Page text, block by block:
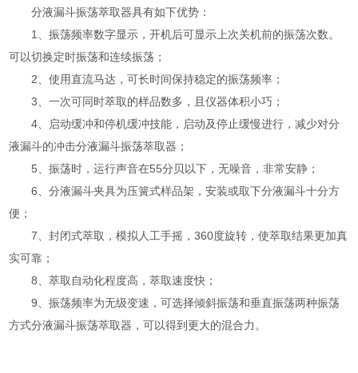
分液漏斗振荡萃取器具有如下优势：
1、振荡频率数字显示，开机后可显示上次关机前的振荡次数。
可以切换定时振荡和连续振荡；
2、使用直流马达，可长时间保持稳定的振荡频率；
3、一次可同时萃取的样品数多，且仪器体积小巧；
4、启动缓冲和停机缓冲技能，启动及停止缓慢进行，减少对分
液漏斗的冲击分液漏斗振荡萃取器；
5、振荡时，运行声音在55分贝以下，无噪音，非常安静；
6、分液漏斗夹具为压簧式样品架，安装或取下分液漏斗十分方
便；
7、封闭式萃取，模拟人工手摇，360度旋转，使萃取结果更加真
实可靠；
8、萃取自动化程度高，萃取速度快；
9、振荡频率为无级变速，可选择倾斜振荡和垂直振荡两种振荡
方式分液漏斗振荡萃取器，可以得到更大的混合力。